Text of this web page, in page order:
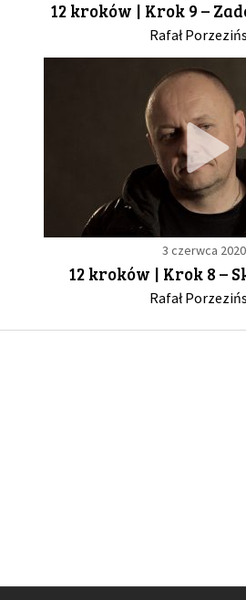
DRUŻYNA
WESPRZYJ
PARTNERZY
12 kroków | Krok 9 –
Rafał
3 czerwca 2020
12 kroków | Krok 8 –
Rafał